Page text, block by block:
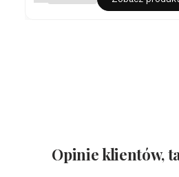
na
Opinie klientów,